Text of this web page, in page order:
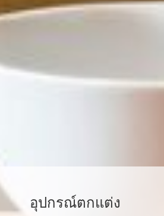
อุปกรณ์ตกแต่ง